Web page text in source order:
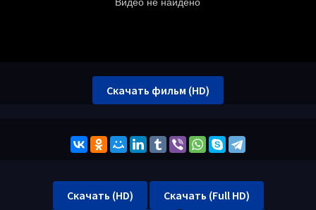
Скачать фильм (HD)
Скачать (HD)
Скачать (Full HD)